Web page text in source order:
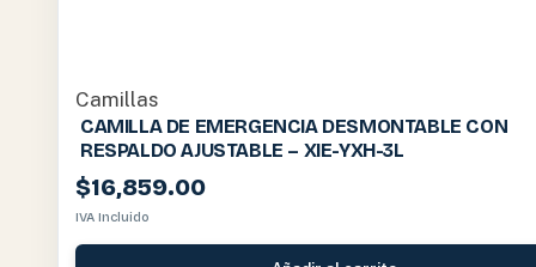
Camillas
CAMILLA DE EMERGENCIA DESMONTABLE CON
RESPALDO AJUSTABLE – XIE-YXH-3L
$16,859.00
IVA Incluido